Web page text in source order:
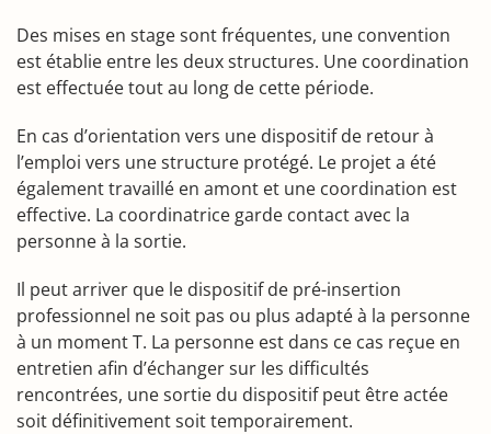
Des mises en stage sont fréquentes, une convention
est établie entre les deux structures. Une coordination
est effectuée tout au long de cette période.
En cas d’orientation vers une dispositif de retour à
l’emploi vers une structure protégé. Le projet a été
également travaillé en amont et une coordination est
effective. La coordinatrice garde contact avec la
personne à la sortie.
Il peut arriver que le dispositif de pré-insertion
professionnel ne soit pas ou plus adapté à la personne
à un moment T. La personne est dans ce cas reçue en
entretien afin d’échanger sur les difficultés
rencontrées, une sortie du dispositif peut être actée
soit définitivement soit temporairement.